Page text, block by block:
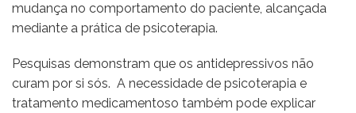
mudança no comportamento do paciente, alcançada
mediante a prática de psicoterapia.
Pesquisas demonstram que os antidepressivos não
curam por si sós. A necessidade de psicoterapia e
tratamento medicamentoso também pode explicar